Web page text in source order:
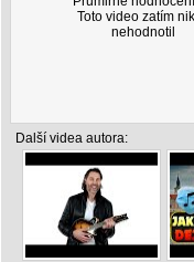
Toto video zatím
nehodnotil
Další videa autora: